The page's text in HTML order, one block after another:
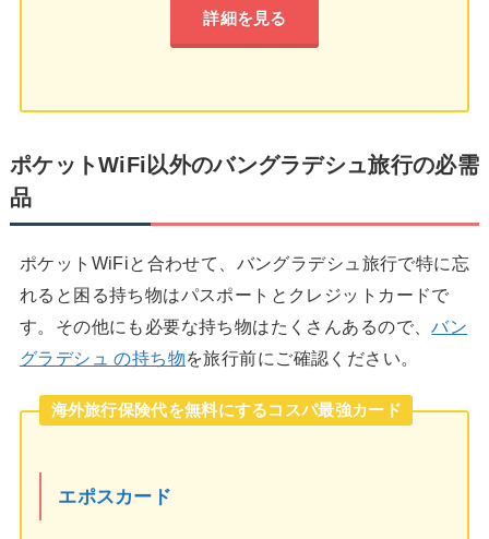
詳細を見る
ポケットWiFi以外のバングラデシュ旅行の必需
品
ポケットWiFiと合わせて、バングラデシュ旅行で特に忘
れると困る持ち物はパスポートとクレジットカードで
す。その他にも必要な持ち物はたくさんあるので、バン
グラデシュ の持ち物を旅行前にご確認ください。
海外旅行保険代を無料にするコスパ最強カード
エポスカード